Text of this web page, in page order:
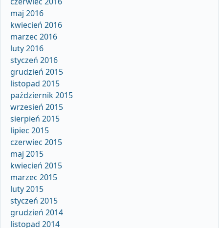
maj 2016
kwiecień 2016
marzec 2016
luty 2016
styczeń 2016
grudzień 2015
listopad 2015
październik 2015
wrzesień 2015
sierpień 2015
lipiec 2015
czerwiec 2015
maj 2015
kwiecień 2015
marzec 2015
luty 2015
styczeń 2015
grudzień 2014
listopad 2014